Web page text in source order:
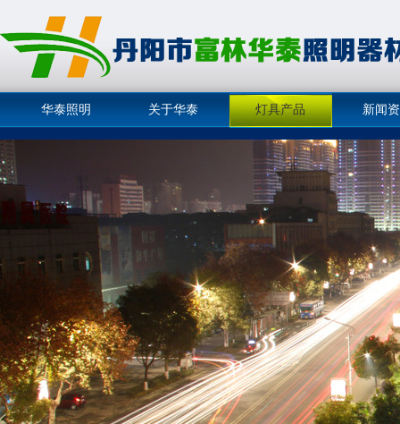
华泰照明 关于华泰 灯具产品 新闻